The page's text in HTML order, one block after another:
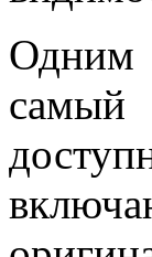
Одним
самый